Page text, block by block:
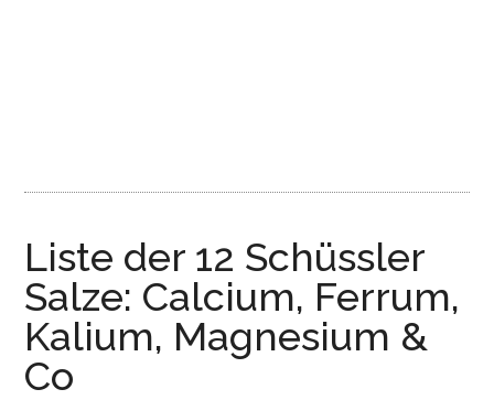
Liste der 12 Schüssler
Salze: Calcium, Ferrum,
Kalium, Magnesium &
Co